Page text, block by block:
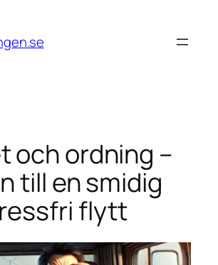
och ordning –
till en smidig
flytt